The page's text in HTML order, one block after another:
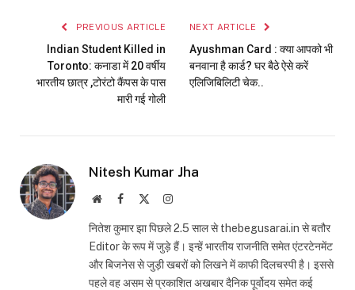
PREVIOUS ARTICLE
Indian Student Killed in
Toronto: कनाडा में 20 वर्षीय
भारतीय छात्र ,टोरंटो कैंपस के पास
मारी गई गोली
NEXT ARTICLE
Ayushman Card : क्या आपको भी
बनवाना है कार्ड? घर बैठे ऐसे करें
एलिजिबिलिटी चेक..
Nitesh Kumar Jha
WebsiteFacebook Instagram
नितेश कुमार झा पिछले 2.5 साल से thebegusarai.in से बतौर
Editor के रूप में जुड़े हैं। इन्हें भारतीय राजनीति समेत एंटरटेनमेंट
और बिजनेस से जुड़ी खबरों को लिखने में काफी दिलचस्पी है। इससे
पहले वह असम से प्रकाशित अखबार दैनिक पूर्वोदय समेत कई